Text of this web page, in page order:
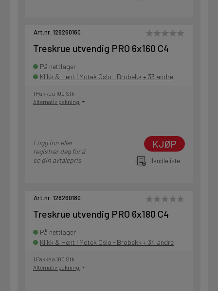
Art.nr. 126260160
Treskrue utvendig PRO 6x160 C4
På nettlager
Klikk & Hent i Motek Oslo - Brobekk + 33 andre
1 Pakke a 100 Stk
Alternativ pakning
Logg inn eller
registrer deg for å
se din avtalepris
KJØP
Handleliste
Art.nr. 126260180
Treskrue utvendig PRO 6x180 C4
På nettlager
Klikk & Hent i Motek Oslo - Brobekk + 34 andre
1 Pakke a 100 Stk
Alternativ pakning